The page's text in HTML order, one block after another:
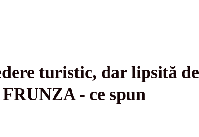
turistic, dar lipsită de
- ce spun